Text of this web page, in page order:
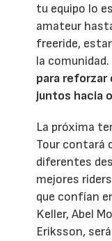
tu equipo lo
amateur
freeride,
la comunidad.
para reforzar
juntos hacia
La próxima
Tour contará
diferentes
mejores
que confían
Keller, Abel
Eriksson,